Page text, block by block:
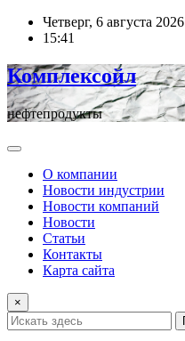
ПерейтиЧетверг, 6 августа 2026
15:41
Комплексойл
нефтепродукты
О компании
Новости индустрии
Новости компаний
Новости
Статьи
Контакты
Карта сайта
×